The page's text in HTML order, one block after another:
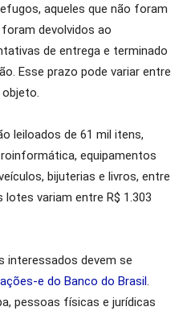
aqueles que não foram
devolvidos ao
de entrega e terminado
Esse prazo pode variar entre
objeto.
leiloados de 61 mil itens,
equipamentos
bijuterias e livros, entre
variam entre R$ 1.303
interessados devem se
e do Banco do Brasil.
pessoas físicas e jurídicas